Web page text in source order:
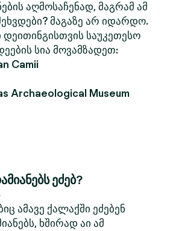
აღმოსაჩენად, მაგრამ ამ
მაგაზე არ იდარდო.
დეითინგისთვის საუკეთესო
სია მოვამზადეთ:
Camii
Archaeological Museum
ეძებ?
ამავე ქალაქში ეძებენ
ხშირად აი ამ